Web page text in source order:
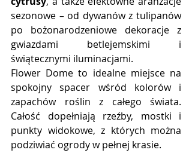
sezonowe – od dywanów z tulipanów
po bożonarodzeniowe dekoracje z
gwiazdami betlejemskimi i
świątecznymi iluminacjami.
Flower Dome to idealne miejsce na
spokojny spacer wśród kolorów i
zapachów roślin z całego świata.
Całość dopełniają rzeźby, mostki i
punkty widokowe, z których można
podziwiać ogrody w pełnej krasie.